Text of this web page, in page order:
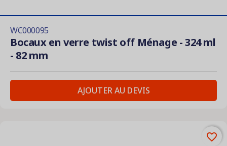
WC000095
Bocaux en verre twist off Ménage - 324 ml
- 82 mm
AJOUTER AU DEVIS
favorite_border